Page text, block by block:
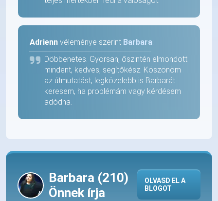
Adrienn véleménye szerint Barbara:
Döbbenetes. Gyorsan, őszintén elmondott
mindent, kedves, segítőkész. Köszönöm
az útmutatást, legközelebb is Barbarát
keresem, ha problémám vagy kérdésem
adódna.
Barbara (210)
Önnek írja
OLVASD EL A
BLOGOT